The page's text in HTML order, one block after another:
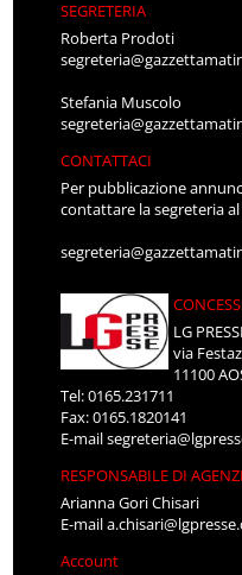
SEGRETERIA
Roberta Prodoti
Stefania Muscolo
CONTATTACI
Per pubblicazione
contattare la segreteria
LG
via
11100
Tel: 0165.231711
Fax: 0165.1820141
E-mail
RESPONSABILE DI
Arianna Gori Chisari
E-mail
Account